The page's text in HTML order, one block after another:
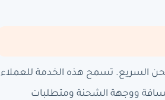
السريع. تسمح هذه الخدمة للعملاء
ووجهة الشحنة ومتطلبات